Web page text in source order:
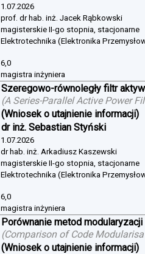
1.07.2026
prof. dr hab. inż. Jacek Rąbkowski
magisterskie II-go stopnia, stacjonarne
Elektrotechnika (Elektronika
6,0
magistra inżyniera
Szeregowo-równoległy filtr
(A Series-Parallel Active Power
(Wniosek o utajnienie informacji)
dr inż. Sebastian Styński
1.07.2026
dr hab. inż. Arkadiusz Kaszewski
magisterskie II-go stopnia, stacjonarne
Elektrotechnika (Elektronika
6,0
magistra inżyniera
Porównanie metod
(Comparison of Code
(Wniosek o utajnienie informacji)